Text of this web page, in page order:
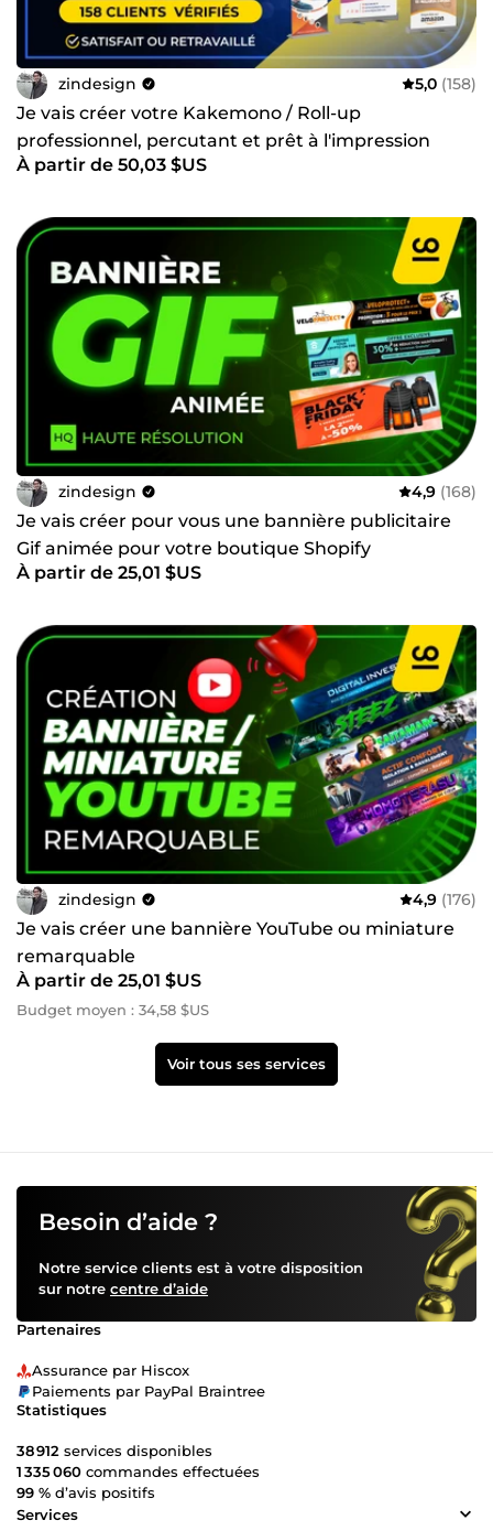
zindesign 5,0 (158)
Je vais créer votre Kakemono / Roll-up
professionnel, percutant et prêt à l'impression
À partir de 50,03 $US
zindesign 4,9 (168)
Je vais créer pour vous une bannière publicitaire
Gif animée pour votre boutique Shopify
À partir de 25,01 $US
zindesign 4,9 (176)
Je vais créer une bannière YouTube ou miniature
remarquable
À partir de 25,01 $US
Budget moyen : 34,58 $US
Voir tous ses services
Besoin d’aide ?
Notre service clients est à votre disposition
sur notre centre d’aide
Partenaires
Assurance par Hiscox
Paiements par PayPal Braintree
Statistiques
38 912 services disponibles
1 335 060 commandes effectuées
99 % d’avis positifs
Services